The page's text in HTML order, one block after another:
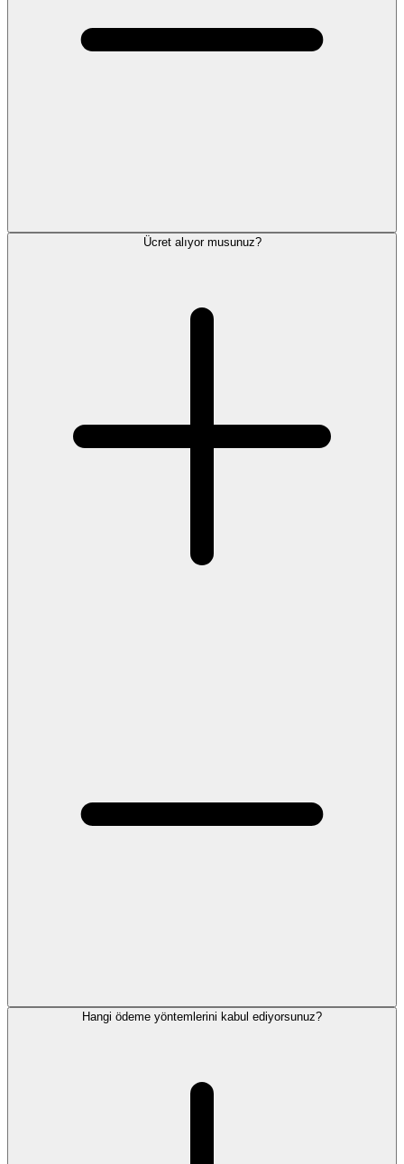
Ücret alıyor musunuz?
Hangi ödeme yöntemlerini kabul ediyorsunuz?